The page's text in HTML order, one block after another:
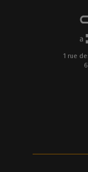
1 rue